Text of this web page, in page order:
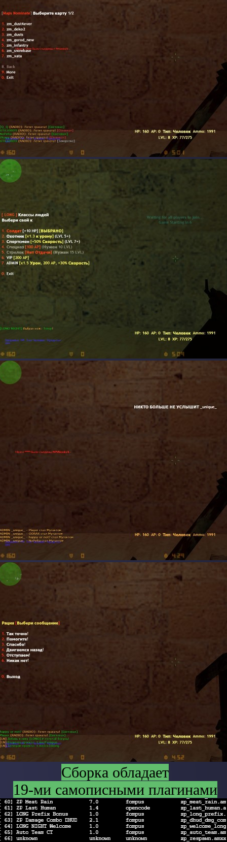
Сборка обладает
19-ми самописными плагинами